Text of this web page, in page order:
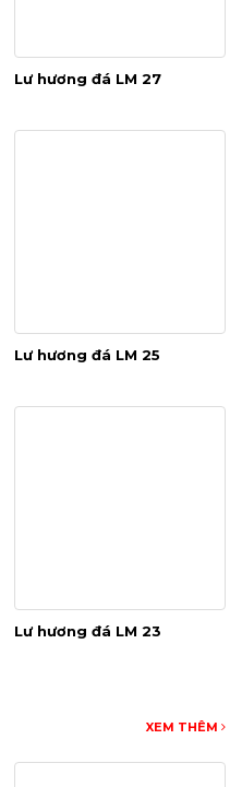
Lư hương đá LM 27
Lư hương đá LM 25
Lư hương đá LM 23
XEM THÊM